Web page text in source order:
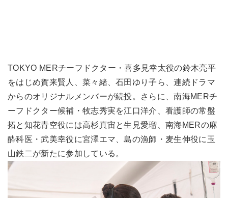
TOKYO MERチーフドクター・喜多見幸太役の鈴木亮平
をはじめ賀来賢人、菜々緒、石田ゆり子ら、連続ドラマ
からのオリジナルメンバーが続投。さらに、南海MERチ
ーフドクター候補・牧志秀実を江口洋介、看護師の常盤
拓と知花青空役には高杉真宙と生見愛瑠、南海MERの麻
酔科医・武美幸役に宮澤エマ、島の漁師・麦生伸役に玉
山鉄二が新たに参加している。